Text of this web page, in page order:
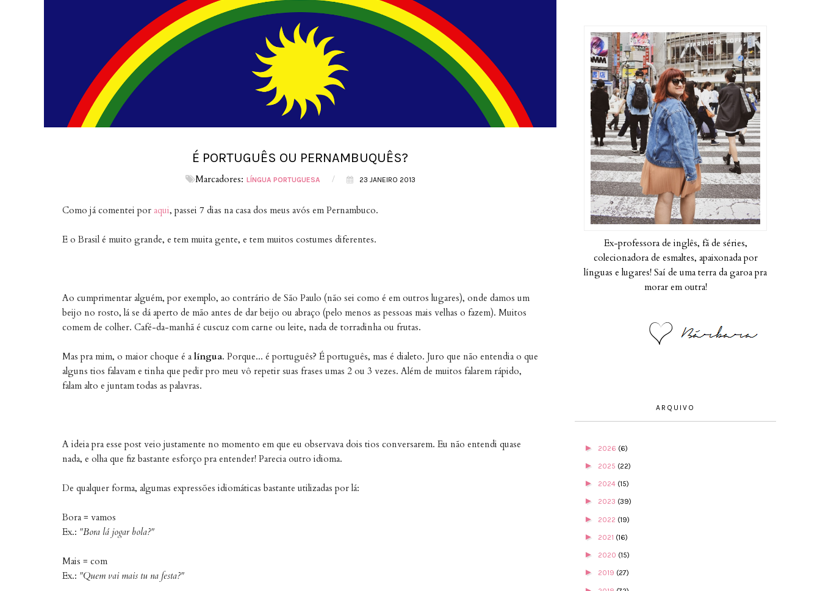
É PORTUGUÊS OU PERNAMBUQUÊS?
Marcadores: LÍNGUA PORTUGUESA / 23 JANEIRO 2013
Como já comentei por aqui, passei 7 dias na casa dos meus avós em Pernambuco.
E o Brasil é muito grande, e tem muita gente, e tem muitos costumes diferentes.
Ao cumprimentar alguém, por exemplo, ao contrário de São Paulo (não sei como é em outros lugares), onde damos um
beijo no rosto, lá se dá aperto de mão antes de dar beijo ou abraço (pelo menos as pessoas mais velhas o fazem). Muitos
comem de colher. Café-da-manhã é cuscuz com carne ou leite, nada de torradinha ou frutas.
Mas pra mim, o maior choque é a língua. Porque... é português? É português, mas é dialeto. Juro que não entendia o que
alguns tios falavam e tinha que pedir pro meu vô repetir suas frases umas 2 ou 3 vezes. Além de muitos falarem rápido,
falam alto e juntam todas as palavras.
A ideia pra esse post veio justamente no momento em que eu observava dois tios conversarem. Eu não entendi quase
nada, e olha que fiz bastante esforço pra entender! Parecia outro idioma.
De qualquer forma, algumas expressões idiomáticas bastante utilizadas por lá:
Bora = vamos
Ex.: "Bora lá jogar bola?"
Mais = com
Ex.: "Quem vai mais tu na festa?"
Ex-professora de inglês, fã de séries,
colecionadora de esmaltes, apaixonada por
línguas e lugares! Saí de uma terra da garoa pra
morar em outra!
ARQUIVO
► 2026 (6)
► 2025 (22)
► 2024 (15)
► 2023 (39)
► 2022 (19)
► 2021 (16)
► 2020 (15)
► 2019 (27)